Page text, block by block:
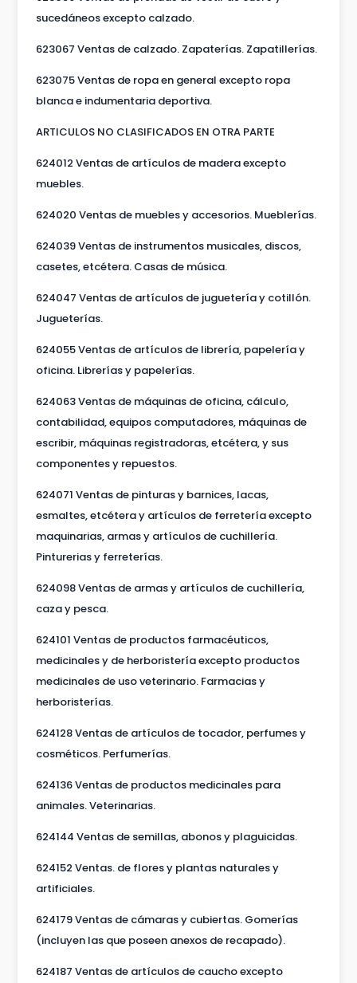
sucedáneos excepto calzado.
623067 Ventas de calzado. Zapaterías. Zapatillerías.
623075 Ventas de ropa en general excepto ropa
blanca e indumentaria deportiva.
ARTICULOS NO CLASIFICADOS EN OTRA PARTE
624012 Ventas de artículos de madera excepto
muebles.
624020 Ventas de muebles y accesorios. Mueblerías.
624039 Ventas de instrumentos musicales, discos,
casetes, etcétera. Casas de música.
624047 Ventas de artículos de juguetería y cotillón.
Jugueterías.
624055 Ventas de artículos de librería, papelería y
oficina. Librerías y papelerías.
624063 Ventas de máquinas de oficina, cálculo,
contabilidad, equipos computadores, máquinas de
escribir, máquinas registradoras, etcétera, y sus
componentes y repuestos.
624071 Ventas de pinturas y barnices, lacas,
esmaltes, etcétera y artículos de ferretería excepto
maquinarias, armas y artículos de cuchillería.
Pinturerias y ferreterías.
624098 Ventas de armas y artículos de cuchillería,
caza y pesca.
624101 Ventas de productos farmacéuticos,
medicinales y de herboristería excepto productos
medicinales de uso veterinario. Farmacias y
herboristerías.
624128 Ventas de artículos de tocador, perfumes y
cosméticos. Perfumerías.
624136 Ventas de productos medicinales para
animales. Veterinarias.
624144 Ventas de semillas, abonos y plaguicidas.
624152 Ventas. de flores y plantas naturales y
artificiales.
624179 Ventas de cámaras y cubiertas. Gomerías
(incluyen las que poseen anexos de recapado).
624187 Ventas de artículos de caucho excepto